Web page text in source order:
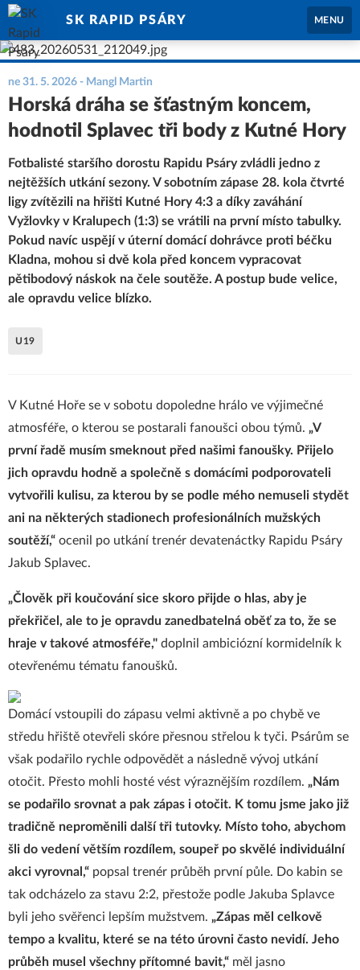
SK RAPID PSÁRY MENU
ne 31. 5. 2026 - Mangl Martin
Horská dráha se šťastným koncem,
hodnotil Splavec tři body z Kutné Hory
Fotbalisté staršího dorostu Rapidu Psáry zvládli jedno z
nejtěžších utkání sezony. V sobotním zápase 28. kola čtvrté
ligy zvítězili na hřišti Kutné Hory 4:3 a díky zaváhání
Vyžlovky v Kralupech (1:3) se vrátili na první místo tabulky.
Pokud navíc uspějí v úterní domácí dohrávce proti béčku
Kladna, mohou si dvě kola před koncem vypracovat
pětibodový náskok na čele soutěže. A postup bude velice,
ale opravdu velice blízko.
U19
V Kutné Hoře se v sobotu dopoledne hrálo ve výjimečné
atmosféře, o kterou se postarali fanoušci obou týmů. „V
první řadě musím smeknout před našimi fanoušky. Přijelo
jich opravdu hodně a společně s domácími podporovateli
vytvořili kulisu, za kterou by se podle mého nemuseli stydět
ani na některých stadionech profesionálních mužských
soutěží,“ ocenil po utkání trenér devatenáctky Rapidu Psáry
Jakub Splavec.
„Člověk při koučování sice skoro přijde o hlas, aby je
překřičel, ale to je opravdu zanedbatelná oběť za to, že se
hraje v takové atmosféře," doplnil ambiciózní kormidelník k
otevřenému tématu fanoušků.
Domácí vstoupili do zápasu velmi aktivně a po chybě ve
středu hřiště otevřeli skóre přesnou střelou k tyči. Psárům se
však podařilo rychle odpovědět a následně vývoj utkání
otočit. Přesto mohli hosté vést výraznějším rozdílem. „Nám
se podařilo srovnat a pak zápas i otočit. K tomu jsme jako již
tradičně neproměnili další tři tutovky. Místo toho, abychom
šli do vedení větším rozdílem, soupeř po skvělé individuální
akci vyrovnal,“ popsal trenér průběh první půle. Do kabin se
tak odcházelo za stavu 2:2, přestože podle Jakuba Splavce
byli jeho svěřenci lepším mužstvem. „Zápas měl celkově
tempo a kvalitu, které se na této úrovni často nevidí. Jeho
průběh musel všechny přítomné bavit,“ měl jasno